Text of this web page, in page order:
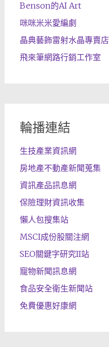
Benson的AI Art
咪咪米米愛編劇
晶典藝飾雷射水晶專賣店
飛來筆網路行銷工作室
輪播連結
生技產業資訊網
房地產不動產新聞蒐集
資訊產品訊息網
保險理財資訊收集
懶人包搜集站
MSCI成份股關注網
SEO關鍵字研究II站
寵物新聞訊息網
食品安全衛生新聞站
免費優惠好康網